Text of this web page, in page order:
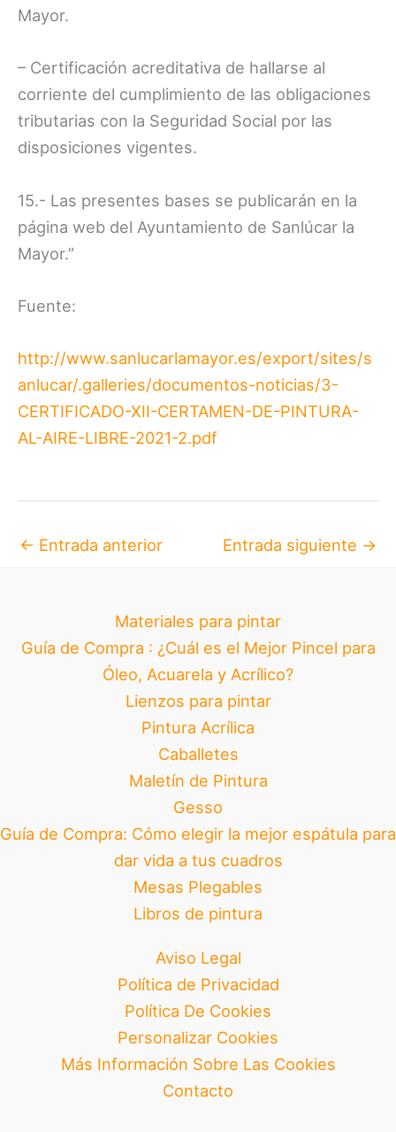
Mayor.
– Certificación acreditativa de hallarse al
corriente del cumplimiento de las obligaciones
tributarias con la Seguridad Social por las
disposiciones vigentes.
15.- Las presentes bases se publicarán en la
página web del Ayuntamiento de Sanlúcar la
Mayor.”
Fuente:
http://www.sanlucarlamayor.es/export/sites/s
anlucar/.galleries/documentos-noticias/3-
CERTIFICADO-XII-CERTAMEN-DE-PINTURA-
AL-AIRE-LIBRE-2021-2.pdf
← Entrada anterior Entrada siguiente →
Materiales para pintar
Guía de Compra : ¿Cuál es el Mejor Pincel para
Óleo, Acuarela y Acrílico?
Lienzos para pintar
Pintura Acrílica
Caballetes
Maletín de Pintura
Gesso
Guía de Compra: Cómo elegir la mejor espátula para
dar vida a tus cuadros
Mesas Plegables
Libros de pintura
Aviso Legal
Política de Privacidad
Política De Cookies
Personalizar Cookies
Más Información Sobre Las Cookies
Contacto